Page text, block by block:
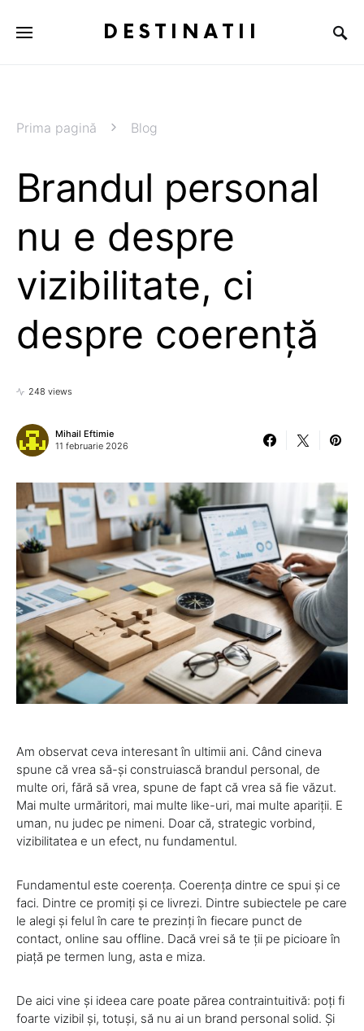
DESTINATII
Prima pagină Blog
Brandul personal
nu e despre
vizibilitate, ci
despre coerență
248 views
Mihail Eftimie
11 februarie 2026
Am observat ceva interesant în ultimii ani. Când cineva
spune că vrea să-și construiască brandul personal, de
multe ori, fără să vrea, spune de fapt că vrea să fie văzut.
Mai multe urmăritori, mai multe like-uri, mai multe apariții. E
uman, nu judec pe nimeni. Doar că, strategic vorbind,
vizibilitatea e un efect, nu fundamentul.
Fundamentul este coerența. Coerența dintre ce spui și ce
faci. Dintre ce promiți și ce livrezi. Dintre subiectele pe care
le alegi și felul în care te prezinți în fiecare punct de
contact, online sau offline. Dacă vrei să te ții pe picioare în
piață pe termen lung, asta e miza.
De aici vine și ideea care poate părea contraintuitivă: poți fi
foarte vizibil și, totuși, să nu ai un brand personal solid. Și